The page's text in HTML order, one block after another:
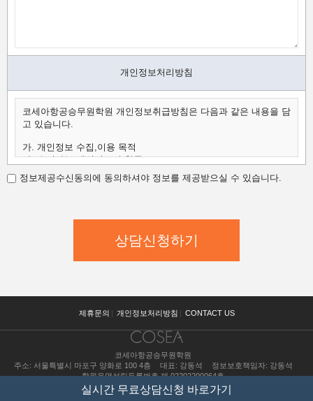
개인정보처리방침
코세아항공승무원학원 개인정보취급방침은 다음과 같은 내용을 담
고 있습니다.
가. 개인정보 수집,이용 목적
나. 수집하는 개인정보의 항목
다. 개인정보의 보유 및 이용 기간
가.개인정보 수집,이용 목적
코세아항공승무원학원은 다음과 같은 방법으로 개인정보를 수집합
- 홈페이지 내 상담신청(입학문의, 상담신청)
- 과정문의에 대한 학과담당자들의 전화 및 이메일 상담
나.수집하는 개인정보의 항목
코세아항공승무원학원은 고객님의 온라인상담(입학문의, 상담신
개인정보를 아래와 같이 수집하고 있습니다.
- 이름, 핸드폰, 이메일, 직업, 나이 기록
다.개인정보의 보유 및 이용 기간
정보제공수신동의에 동의하셔야 정보를 제공받으실 수 있습니다.
제휴문의 | 개인정보처리방침 | CONTACT US
코세아항공승무원학원
주소: 서울특별시 마포구 양화로 100 4층
대표: 강동석
정보보호책임자: 강동석
학원운영설립등록번호 제 02202200064호
수강료 조회
copyright(c) COSEA all right reserved.
실시간 무료상담신청 바로가기